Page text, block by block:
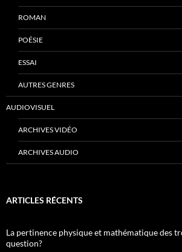
ROMAN
POÉSIE
ESSAI
AUTRES GENRES
AUDIOVISUEL
ARCHIVES VIDÉO
ARCHIVES AUDIO
ARTICLES RÉCENTS
La pertinence physique et mathématique des
question?